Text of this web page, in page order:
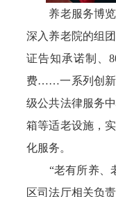
养老服务博览
深入养老院的组
证告知承诺制、
费……一系列创新
级公共法律服务
箱等适老设施，
化服务。
“老有所养、老
区司法厅相关负